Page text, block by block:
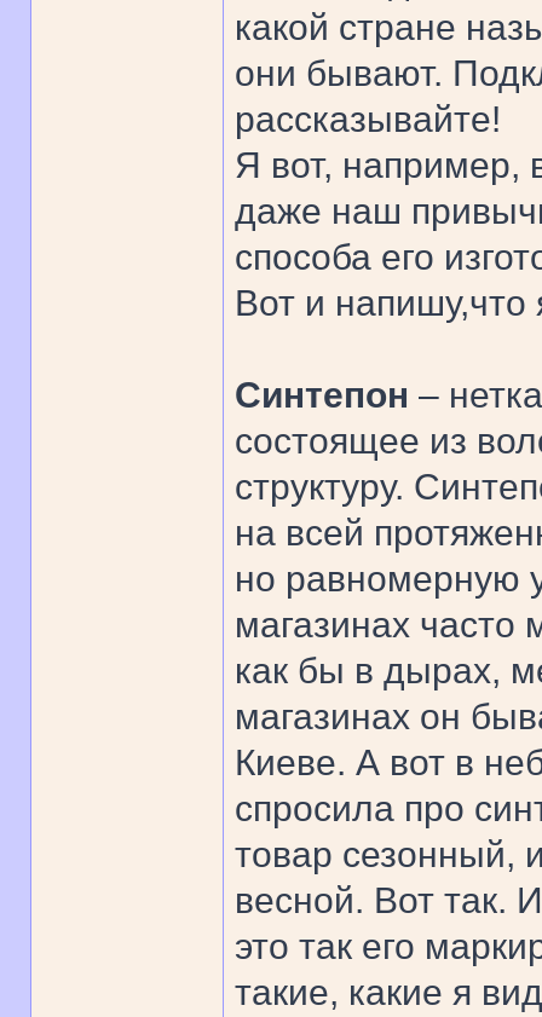
какой стране
они бывают.
рассказывайте!
Я вот, например,
даже наш
способа его
Вот и
Синтепон –
состоящее из
структуру.
на всей
но равномерную
магазинах часто
как бы в дырах,
магазинах он
Киеве. А вот в
спросила про
товар сезонный,
весной. Вот так.
это так его
такие, какие я